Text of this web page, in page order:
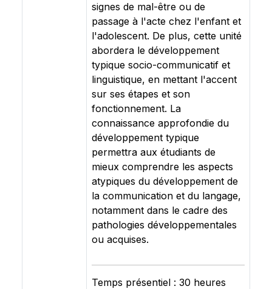
signes de mal-être ou de
passage à l'acte chez l'enfant et
l'adolescent. De plus, cette unité
abordera le développement
typique socio-communicatif et
linguistique, en mettant l'accent
sur ses étapes et son
fonctionnement. La
connaissance approfondie du
développement typique
permettra aux étudiants de
mieux comprendre les aspects
atypiques du développement de
la communication et du langage,
notamment dans le cadre des
pathologies développementales
ou acquises.
Temps présentiel : 30 heures